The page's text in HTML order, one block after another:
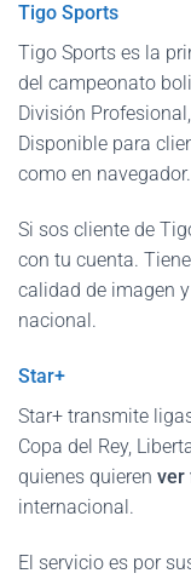
Tigo Sports
Tigo Sports es la
del campeonato
División
Disponible para
como en navegador.
Si sos cliente de
con tu cuenta.
calidad de imagen
nacional.
Star+
Star+ transmite
Copa del Rey,
quienes quieren ver
internacional.
El servicio es por